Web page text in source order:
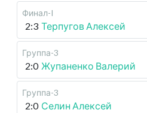
Финал-I
2:3 Терпугов Алексей
Группа-3
2:0 Жупаненко Валерий
Группа-3
2:0 Селин Алексей